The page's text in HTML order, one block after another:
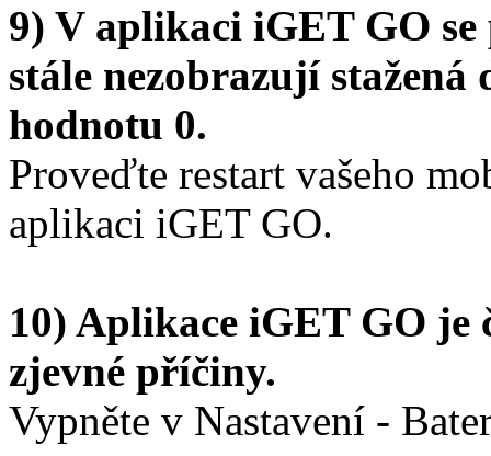
9) V aplikaci iGET GO
stále nezobrazují
hodnotu 0.
Proveďte restart vašeho
aplikaci iGET GO.
10) Aplikace iGET GO je
zjevné příčiny.
Vypněte v Nastavení -